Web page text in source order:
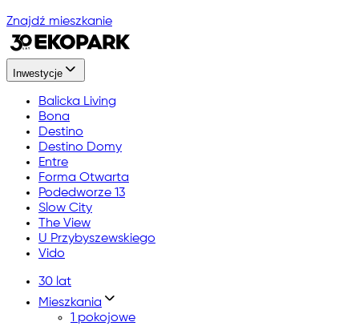
Znajdź mieszkanie
Inwestycje
Balicka Living
Bona
Destino
Destino Domy
Entre
Forma Otwarta
Podedworze 13
Slow City
The View
U Przybyszewskiego
Vido
30 lat
Mieszkania
1 pokojowe